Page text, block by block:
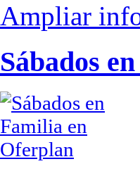
Ampliar
Sábados